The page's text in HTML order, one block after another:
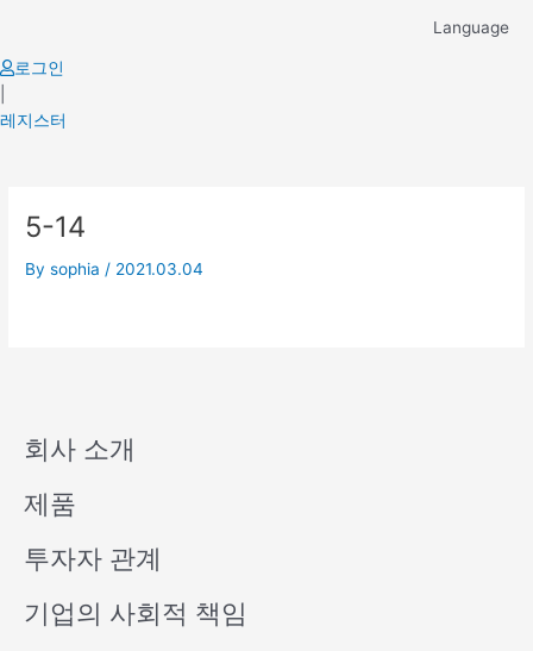
content
Language
로그인
레지스터
5-14
Bysophia / 2021.03.04
회사 소개
제품
투자자 관계
기업의 사회적 책임